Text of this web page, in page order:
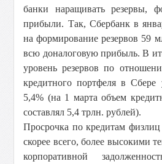
банки наращивать резервы,
прибыли. Так, Сбербанк в
на формирование резервов 59
всю доналоговую прибыль. В
уровень резервов по
кредитного портфеля в
5,4% (на 1 марта объем
составлял 5,4 трлн. рублей).
Просрочка по кредитам физлиц
скорее всего, более высокими
корпоративной